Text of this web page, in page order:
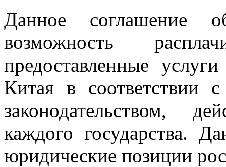
Данное соглашение
возможность
предоставленные
Китая в соответствии
законодательством,
каждого государства.
юридические позиции